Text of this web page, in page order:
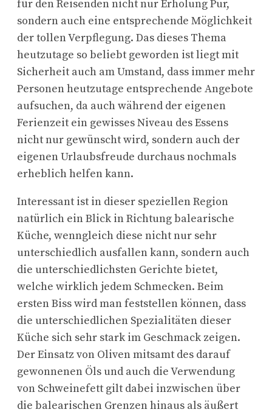
für den Reisenden nicht nur Erholung Pur,
sondern auch eine entsprechende Möglichkeit
der tollen Verpflegung. Das dieses Thema
heutzutage so beliebt geworden ist liegt mit
Sicherheit auch am Umstand, dass immer mehr
Personen heutzutage entsprechende Angebote
aufsuchen, da auch während der eigenen
Ferienzeit ein gewisses Niveau des Essens
nicht nur gewünscht wird, sondern auch der
eigenen Urlaubsfreude durchaus nochmals
erheblich helfen kann.
Interessant ist in dieser speziellen Region
natürlich ein Blick in Richtung balearische
Küche, wenngleich diese nicht nur sehr
unterschiedlich ausfallen kann, sondern auch
die unterschiedlichsten Gerichte bietet,
welche wirklich jedem Schmecken. Beim
ersten Biss wird man feststellen können, dass
die unterschiedlichen Spezialitäten dieser
Küche sich sehr stark im Geschmack zeigen.
Der Einsatz von Oliven mitsamt des darauf
gewonnenen Öls und auch die Verwendung
von Schweinefett gilt dabei inzwischen über
die balearischen Grenzen hinaus als äußert